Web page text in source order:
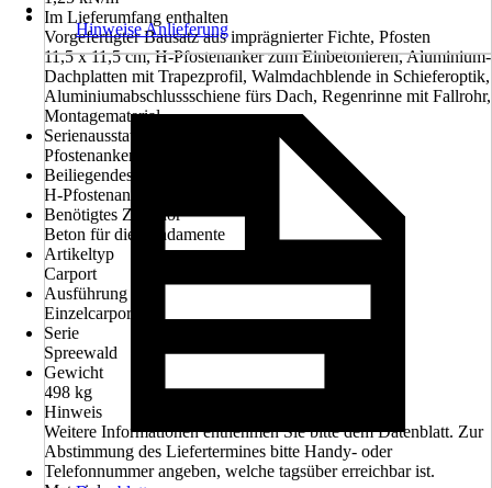
Im Lieferumfang enthalten
Vorgefertigter Bausatz aus imprägnierter Fichte, Pfosten
11,5 x 11,5 cm, H-Pfostenanker zum Einbetonieren, Aluminium-
Dachplatten mit Trapezprofil, Walmdachblende in Schieferoptik,
Aluminiumabschlussschiene fürs Dach, Regenrinne mit Fallrohr,
Montagematerial
Serienausstattung
Pfostenanker
Beiliegendes Zubehör
H-Pfostenanker, Regenrinne
Benötigtes Zubehör
Beton für die Fundamente
Artikeltyp
Carport
Ausführung
Einzelcarport
Serie
Spreewald
Gewicht
498 kg
Hinweis
Weitere Informationen entnehmen Sie bitte dem Datenblatt. Zur
Abstimmung des Liefertermines bitte Handy- oder
Telefonnummer angeben, welche tagsüber erreichbar ist.
Hinweise Anlieferung